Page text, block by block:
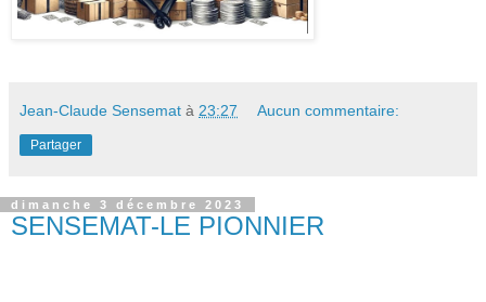
Jean-Claude Sensemat à 23:27 Aucun commentaire:
Partager
dimanche 3 décembre 2023
SENSEMAT-LE PIONNIER